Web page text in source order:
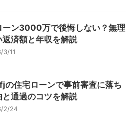
ーン3000万で後悔しない？無理
返済額と年収を解説
3/11
の住宅ローンで事前審査に落ち
と通過のコツを解説
2/24